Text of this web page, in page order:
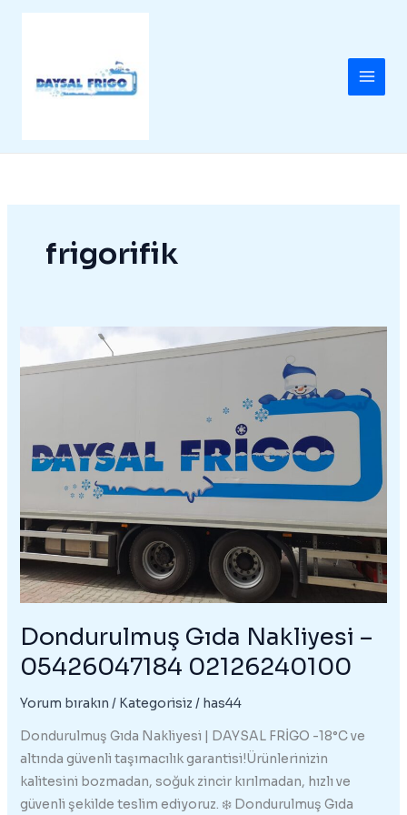
İçeriğe
frigorifik
Dondurulmuş Gıda Nakliyesi –
05426047184 02126240100
Yorum bırakın / Kategorisiz / has44
Dondurulmuş Gıda Nakliyesi | DAYSAL FRİGO -18°C ve
altında güvenli taşımacılık garantisi!Ürünlerinizin
kalitesini bozmadan, soğuk zincir kırılmadan, hızlı ve
güvenli şekilde teslim ediyoruz. ❄️ Dondurulmuş Gıda